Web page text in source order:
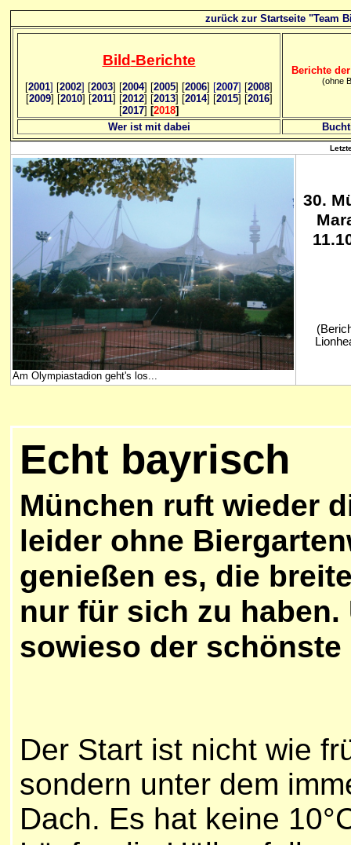
zurück zur Startseite "Team
Bild-Berichte
[2001] [2002] [2003] [2004] [2005] [2006] [2007] [2008]
[2009] [2010] [2011] [2012] [2013] [2014] [2015] [2016]
[2017] [2018]
Berichte
(ohne
Wer ist mit dabei
Am Olympiastadion geht's los...
30.
Echt bayrisch
München ruft wieder
leider ohne
genießen es, die
nur für sich zu
sowieso der schönste
Der Start ist nicht wie
sondern unter dem
Dach. Es hat keine